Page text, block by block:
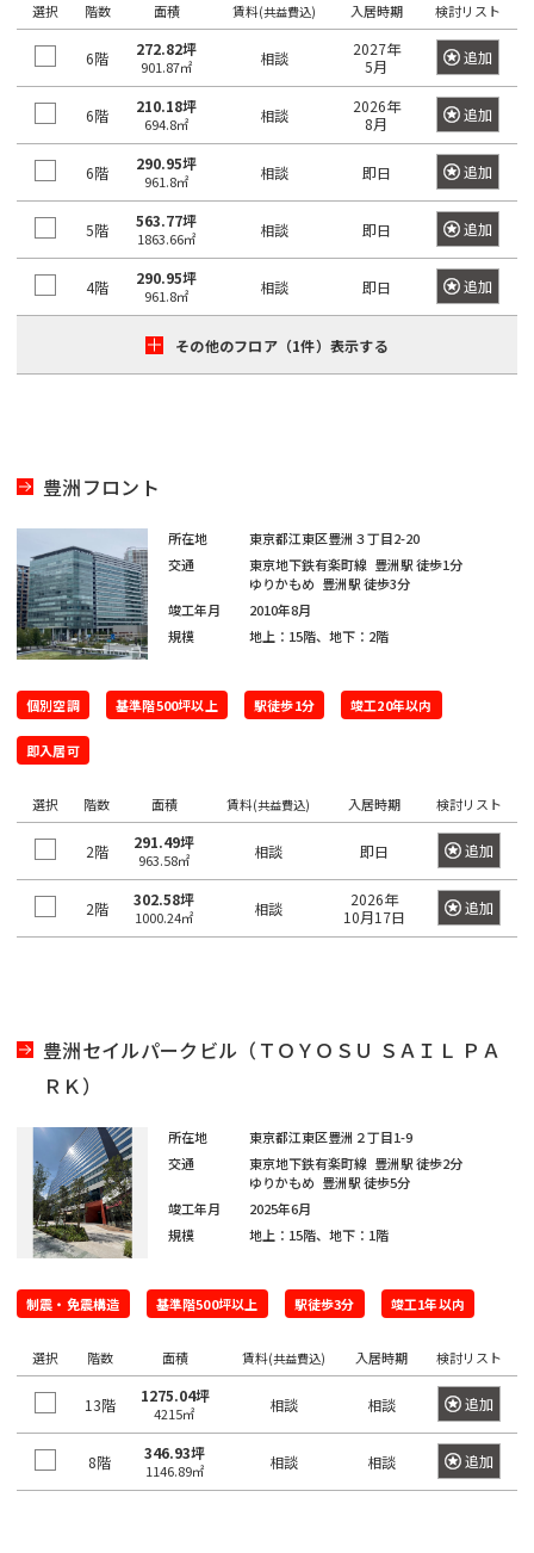
駅
は
大
100
件
で
東
京
の
フ
ス
を
探
す
JR
山
手
線
山
手
線
全
駅
町
駅
新
橋
駅
松
町
駅
京浜
東
北・
根岸
京浜
東
北・
根岸
線全
里
上
野
駅
御
徒
町
秋
葉
原
駅
東
海
道
本
東
海
道
本
線
全
京
新
橋
駅
品
川
駅
常
磐
線
常
磐
線
全
駅
駅
河
島
駅
北
千
住
総
武・
中央
緩行
総
武・
中央
緩行
線全
駅
駅
戸
駅
錦
糸
町
駅
両
国
駅
央
本
線
中
央
本
線
全
駅
駅
田
駅
御
茶
ノ
水
四
ツ
谷
駅
埼
京
線
埼
京
線
全
駅
寿
駅
渋
谷
駅
宿
駅
池
湘
南
新
宿
ラ
ン
湘
南
新
宿
ラ
イ
寿
駅
大
崎
駅
南
武
線
南
武
線
全
駅
町
西
国
立
駅
立
川
横
浜
線
横
浜
線
全
駅
子
駅
須
賀
線
横
須
賀
線
全
駅
駅
橋
駅
品
川
駅
武
本
線
総
武
本
線
全
駅
本
馬
喰
町
駅
錦
町
駅
新
小
青
梅
線
青
梅
線
全
駅
駅
八
高
線
八
高
線
全
駅
駅
京
葉
線
京
葉
線
全
駅
堀
駅
越
中
島
駅
新
木
場
駅
蔵
野
線
武
蔵
野
線
全
駅
本
で
き
る
リ
は
最
大
100
件
す。
京
都京
の
賃
貸
オ
フ
ィ
を
探
す
代
田
区
千
代
大
丸
の
内
楽
町
中
央
区
中
央
重
京
橋
日
本
座
日
橋
港
区
港
区
橋
西
新
橋
浜
町
芝
三
田
新
宿
区
新
宿
宿
新
宿
北
新
谷
四
坂
渋
谷
区
渋
谷
谷
玄
坂
桜
丘
平
町
円
品
川
区
品
川
崎
大
崎
東
五
田
西
反
田
豊
島
区
豊
島
袋
池
袋
西
池
池
込
文
京
区
文
京
山
石
川
後
楽
水
日
千
台
東
区
台
東
野
上
野
台
東
秋
原
根
下
江
東
区
江
東
洲
明
東
雲
海
木
東
陽
墨
田
区
墨
田
田
目
黒
区
目
黒
黒
大
田
区
大
田
田
中
野
区
中
野
野
田
谷
区
世
田
世
区
町
田
市
町
田
田
立
川
市
立
川
川
王
子
市
八
王
八
市
東
京
23
区
そ
の
他
東
京
の
北
区
荒
川
区
立
区
葛
京
都
下
東
京
武
市
三
鷹
市
調
市
府
中
選択 階数 面積 賃料(共益費込) 入居時期 検討リスト
6階 272.82坪
901.87㎡ 相談
2027年
5月
追加
6階 210.18坪
694.8㎡ 相談
2026年
8月
追加
6階 290.95坪
961.8㎡ 相談 即日 追加
5階 563.77坪
1863.66㎡ 相談 即日 追加
4階 290.95坪
961.8㎡ 相談 即日 追加
その他のフロア（1件）表示する
豊洲フロント
所在地
東京都江東区豊洲３丁目2-20
交通
東京地下鉄有楽町線 豊洲駅徒歩1分
ゆりかもめ 豊洲駅徒歩3分
竣工年月
2010年8月
規模
地上：15階、地下：2階
個別空調 基準階500坪以上 駅徒歩1分 竣工20年以内
即入居可
選択 階数 面積 賃料(共益費込) 入居時期 検討リスト
2階 291.49坪
963.58㎡ 相談 即日 追加
2階 302.58坪
1000.24㎡ 相談
2026年
10月17日
追加
豊洲セイルパークビル（ＴＯＹＯＳＵ ＳＡＩＬ ＰＡ
ＲＫ）
所在地
東京都江東区豊洲２丁目1-9
交通
東京地下鉄有楽町線 豊洲駅徒歩2分
ゆりかもめ 豊洲駅徒歩5分
竣工年月
2025年6月
規模
地上：15階、地下：1階
制震・免震構造 基準階500坪以上 駅徒歩3分 竣工1年以内
選択 階数 面積 賃料(共益費込) 入居時期 検討リスト
13階 1275.04坪
4215㎡ 相談 相談 追加
8階 346.93坪
1146.89㎡ 相談 相談 追加